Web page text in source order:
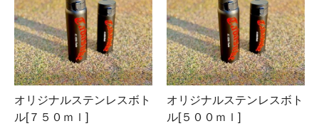
オリジナルステンレスボト
ル[７５０ｍｌ]
オリジナルステンレスボト
ル[５００ｍｌ]